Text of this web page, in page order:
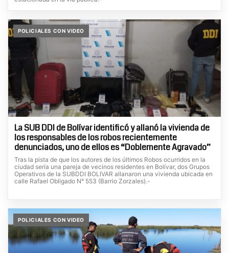
POLICIALES CON VIDEO
La SUB DDI de Bolívar identificó y allanó la vivienda de
los responsables de los robos recientemente
denunciados, uno de ellos es “Doblemente Agravado”
Tras la pista de que los autores de los últimos Robos ocurridos en la
ciudad sería una pareja de vecinos residentes en Bolívar, dos Grupos
Operativos de la SUBDDI BOLIVAR allanaron una vivienda ubicada en
calle Rafael Obligado N° 553 (Barrio Zorzales).-
POLICIALES CON VIDEO